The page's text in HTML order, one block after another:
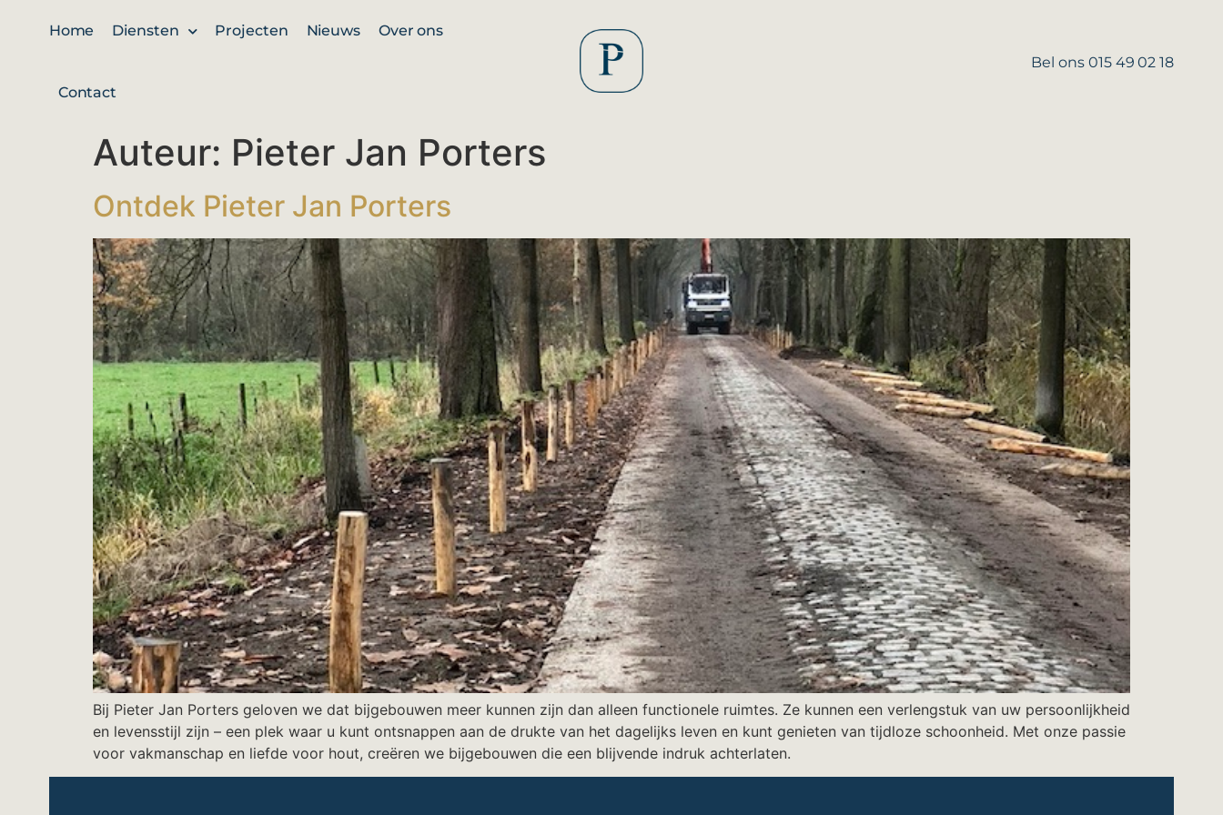
Home Diensten Projecten Nieuws Over ons
Contact
Bel ons 015 49 02 18
Auteur: Pieter Jan Porters
Ontdek Pieter Jan Porters
Bij Pieter Jan Porters geloven we dat bijgebouwen meer kunnen zijn dan alleen functionele ruimtes. Ze kunnen een verlengstuk van uw persoonlijkheid
en levensstijl zijn – een plek waar u kunt ontsnappen aan de drukte van het dagelijks leven en kunt genieten van tijdloze schoonheid. Met onze passie
voor vakmanschap en liefde voor hout, creëren we bijgebouwen die een blijvende indruk achterlaten.